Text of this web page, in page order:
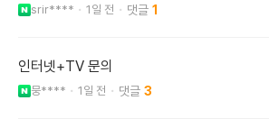
srir**** 1일 전 1
인터넷+TV 문의
뭉**** 1일 전 3